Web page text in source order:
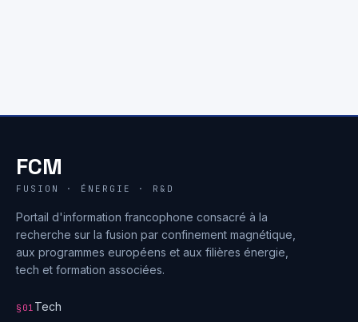
FCM
FUSION · ÉNERGIE · R&D
Portail d'information francophone consacré à la
recherche sur la fusion par confinement magnétique,
aux programmes européens et aux filières énergie,
tech et formation associées.
§01 Tech